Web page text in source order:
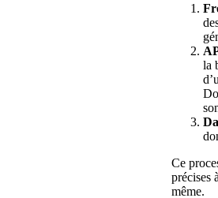
la
Ce
précises
même.